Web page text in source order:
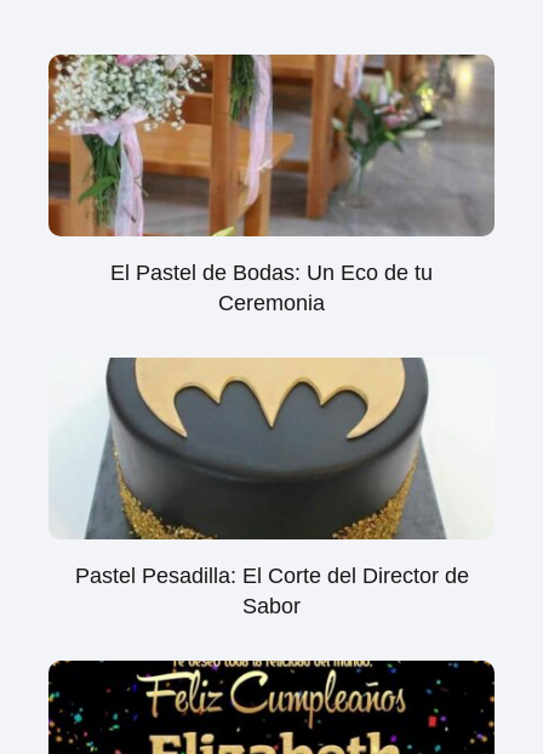
El Pastel de Bodas: Un Eco de tu
Ceremonia
Pastel Pesadilla: El Corte del Director de
Sabor